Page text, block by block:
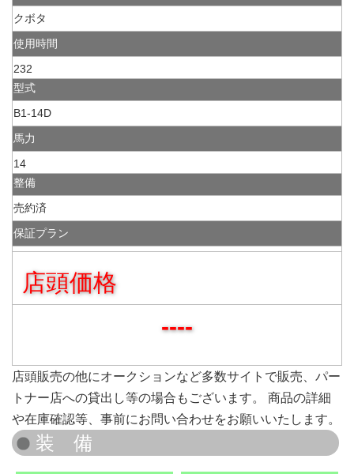
クボタ
使用時間
232
型式
B1-14D
馬力
14
整備
売約済
保証プラン
店頭価格
----
店頭販売の他にオークションなど多数サイトで販売、パー
トナー店への貸出し等の場合もございます。 商品の詳細
や在庫確認等、事前にお問い合わせをお願いいたします。